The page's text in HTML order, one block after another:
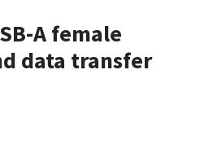
A female
data transfer